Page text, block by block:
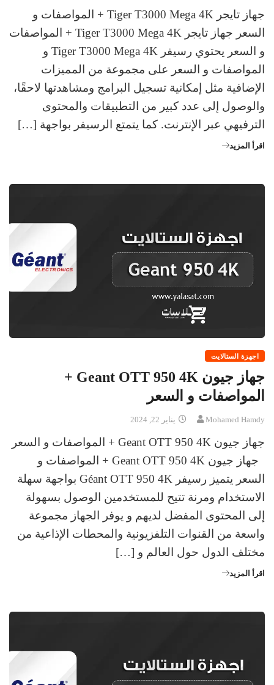
جهاز تايجر Tiger T3000 Mega 4K + المواصفات و
السعر جهاز تايجر Tiger T3000 Mega 4K + المواصفات
و السعر يحتوي رسيفر Tiger T3000 Mega 4K و
المواصفات و السعر على مجموعة من المميزات
الإضافية مثل إمكانية تسجيل البرامج ومشاهدتها لاحقًا،
والوصول إلى عدد كبير من التطبيقات والمحتوى
الترفيهي عبر الإنترنت. كما يتمتع الرسيفر بواجهة […]
اقرأ المزيد
اجهزة الستالايت
جهاز جيون Geant OTT 950 4K +
المواصفات و السعر
Mohamed Hamdy يناير 22, 2024
جهاز جيون Geant OTT 950 4K + المواصفات و السعر
جهاز جيون Geant OTT 950 4K + المواصفات و
السعر يتميز رسيفر Géant OTT 950 4K بواجهة سهلة
الاستخدام ومرنة تتيح للمستخدمين الوصول بسهولة
إلى المحتوى المفضل لديهم و يوفر الجهاز مجموعة
واسعة من القنوات التلفزيونية والمحطات الإذاعية من
مختلف الدول حول العالم و […]
اقرأ المزيد